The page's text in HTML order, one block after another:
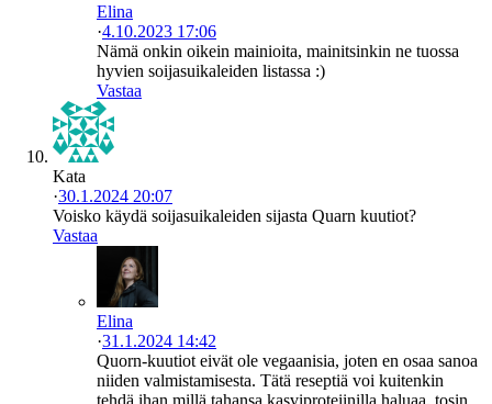
Elina
·4.10.2023 17:06
Nämä onkin oikein mainioita, mainitsinkin ne tuossa
hyvien soijasuikaleiden listassa :)
Vastaa
Kata
·30.1.2024 20:07
Voisko käydä soijasuikaleiden sijasta Quarn kuutiot?
Vastaa
Elina
·31.1.2024 14:42
Quorn-kuutiot eivät ole vegaanisia, joten en osaa sanoa
niiden valmistamisesta. Tätä reseptiä voi kuitenkin
tehdä ihan millä tahansa kasviproteiinilla haluaa, tosin